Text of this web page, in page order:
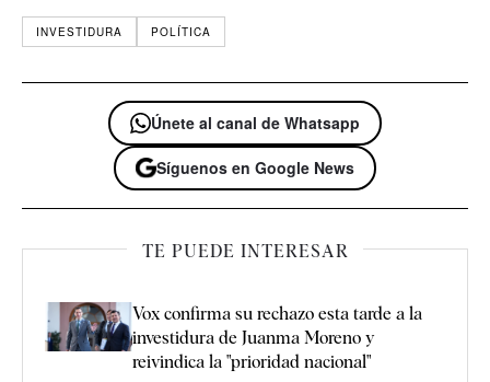
INVESTIDURA POLÍTICA
Únete al canal de Whatsapp
Síguenos en Google News
TE PUEDE INTERESAR
Vox confirma su rechazo esta tarde a la
investidura de Juanma Moreno y
reivindica la "prioridad nacional"